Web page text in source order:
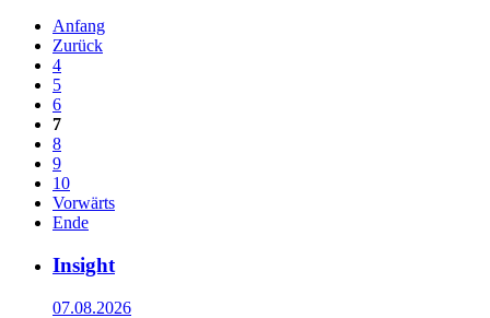
Anfang
Zurück
4
5
6
7
8
9
10
Vorwärts
Ende
Insight
07.08.2026